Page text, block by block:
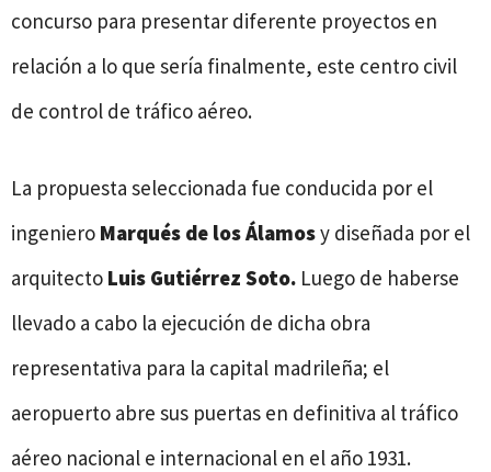
concurso para presentar diferente proyectos en
relación a lo que sería finalmente, este centro civil
de control de tráfico aéreo.
La propuesta seleccionada fue conducida por el
ingeniero Marqués de los Álamosy diseñada por el
arquitecto Luis Gutiérrez Soto. Luego de haberse
llevado a cabo la ejecución de dicha obra
representativa para la capital madrileña; el
aeropuerto abre sus puertas en definitiva al tráfico
aéreo nacional e internacional en el año 1931.